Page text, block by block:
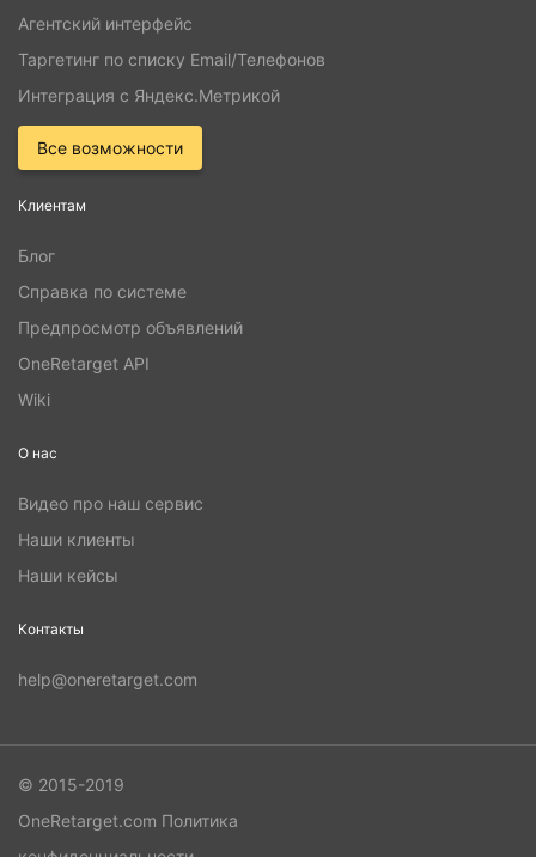
Агентский интерфейс
Таргетинг по списку Email/Телефонов
Интеграция с Яндекс.Метрикой
Все возможности
Клиентам
Блог
Справка по системе
Предпросмотр объявлений
OneRetarget API
Wiki
О нас
Видео про наш сервис
Наши клиенты
Наши кейсы
Контакты
help@oneretarget.com
© 2015-2019
OneRetarget.com Политика